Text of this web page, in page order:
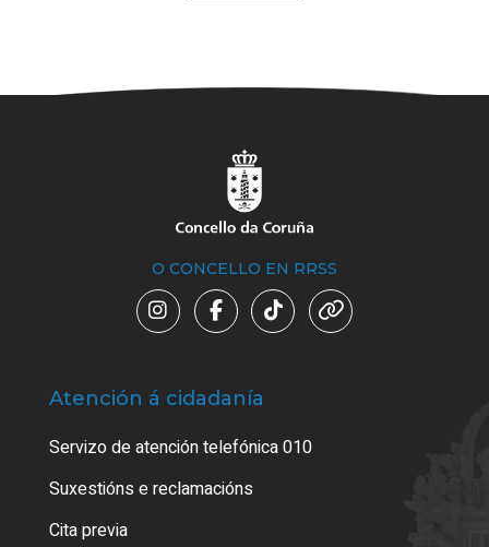
O CONCELLO EN RRSS
Atención á cidadanía
Servizo de atención telefónica 010
Suxestións e reclamacións
Cita previa